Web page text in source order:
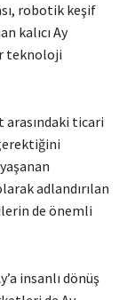
robotik keşif
kalıcı Ay
teknoloji
arasındaki ticari
adlandırılan
de önemli
insanlı dönüş